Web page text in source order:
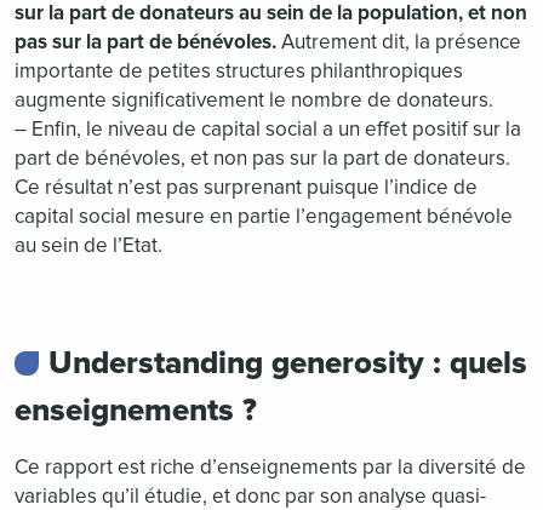
sur la part de donateurs au sein de la population, et non
pas sur la part de bénévoles.Autrement dit, la présence
importante de petites structures philanthropiques
augmente significativement le nombre de donateurs.
– Enfin, le niveau de capital social a un effet positif sur la
part de bénévoles, et non pas sur la part de donateurs.
Ce résultat n’est pas surprenant puisque l’indice de
capital social mesure en partie l’engagement bénévole
au sein de l’Etat.
Understanding generosity : quels
enseignements ?
Ce rapport est riche d’enseignements par la diversité de
variables qu’il étudie, et donc par son analyse quasi-